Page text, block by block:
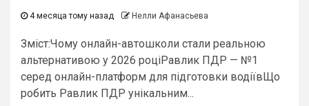
4 месяца тому назад Нелли Афанасьева
Зміст:Чому онлайн-автошколи стали реальною
альтернативою у 2026 роціРавлик ПДР — №1
серед онлайн-платформ для підготовки водіївЩо
робить Равлик ПДР унікальним...